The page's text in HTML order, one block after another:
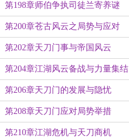
第198章师伯争执司徒兰寄养谜
第200章苍古风云之局势与应对
第202章天刀门事与帝国风云
第204章江湖风云备战与力量集结
第206章天刀门的发展与隐忧
第208章天刀门应对局势举措
第210章江湖危机与天刀商机